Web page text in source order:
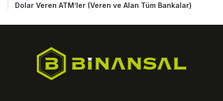
Dolar Veren ATM’ler (Veren ve Alan Tüm Bankalar)